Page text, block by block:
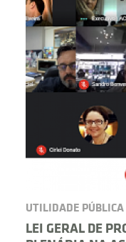
UTILIDADE PÚBLICA
LEI GERAL DE